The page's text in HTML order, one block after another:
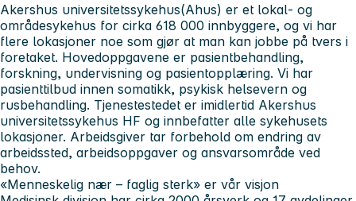
Akershus universitetssykehus(Ahus) er et lokal- og
områdesykehus for cirka 618 000 innbyggere, og vi har
flere lokasjoner noe som gjør at man kan jobbe på tvers i
foretaket. Hovedoppgavene er pasientbehandling,
forskning, undervisning og pasientopplæring. Vi har
pasienttilbud innen somatikk, psykisk helsevern og
rusbehandling. Tjenestestedet er imidlertid Akershus
universitetssykehus HF og innbefatter alle sykehusets
lokasjoner. Arbeidsgiver tar forbehold om endring av
arbeidssted, arbeidsoppgaver og ansvarsområde ved
behov.
«Menneskelig nær – faglig sterk» er vår visjon